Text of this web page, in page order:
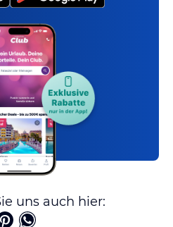
uns auch hier: